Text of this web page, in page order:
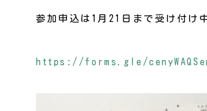
参加申込は1月21日まで受け付け
https://forms.gle/